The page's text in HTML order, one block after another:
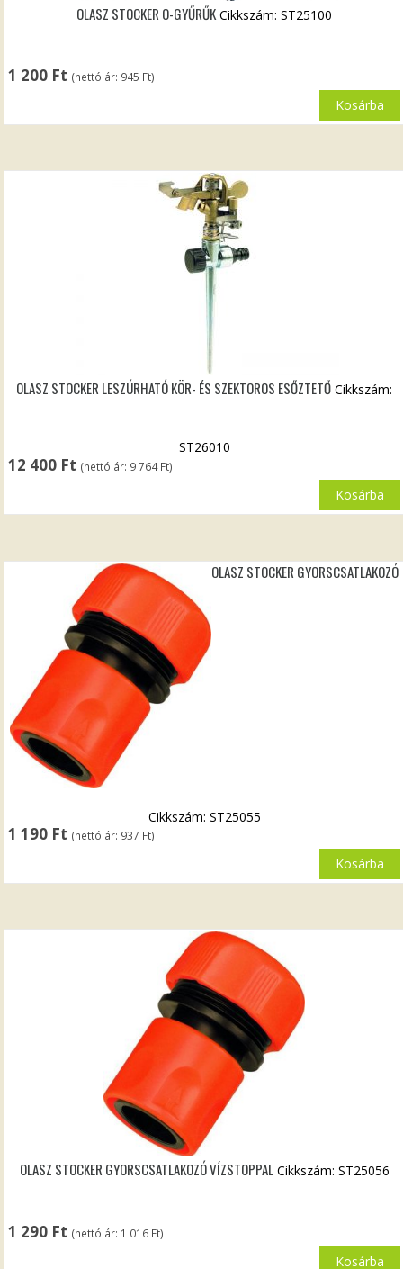
OLASZ STOCKER O-GYŰRŰK
1 200 Ft (nettó ár: 945 Ft)
Cikkszám: ST25100
Kosárba
OLASZ STOCKER LESZÚRHATÓ KÖR- ÉS SZEKTOROS ESŐZTETŐ
12 400 Ft (nettó ár: 9 764Ft)
Cikkszám:
ST26010
Kosárba
OLASZ STOCKER GYORSCSATLAKOZÓ
1 190 Ft (nettó ár: 937 Ft)
Cikkszám: ST25055
Kosárba
OLASZ STOCKER GYORSCSATLAKOZÓ VÍZSTOPPAL
1 290 Ft (nettó ár: 1 016 Ft)
Cikkszám: ST25056
Kosárba